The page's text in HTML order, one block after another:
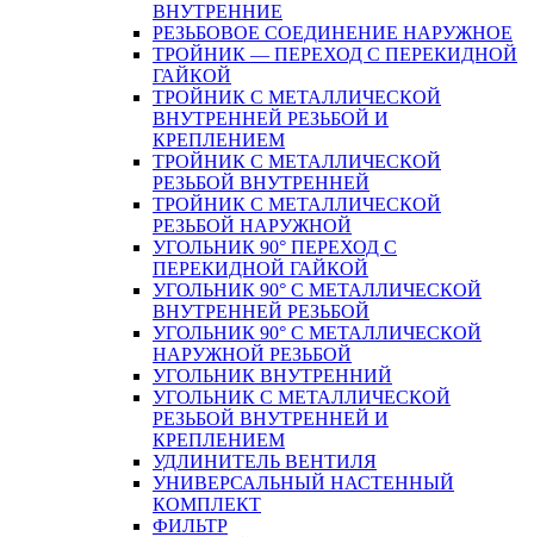
ВНУТРЕННИЕ
РЕЗЬБОВОЕ СОЕДИНЕНИЕ НАРУЖНОЕ
ТРОЙНИК — ПЕРЕХОД С ПЕРЕКИДНОЙ
ГАЙКОЙ
ТРОЙНИК С МЕТАЛЛИЧЕСКОЙ
ВНУТРЕННЕЙ РЕЗЬБОЙ И
КРЕПЛЕНИЕМ
ТРОЙНИК С МЕТАЛЛИЧЕСКОЙ
РЕЗЬБОЙ ВНУТРЕННЕЙ
ТРОЙНИК С МЕТАЛЛИЧЕСКОЙ
РЕЗЬБОЙ НАРУЖНОЙ
УГОЛЬНИК 90° ПЕРЕХОД С
ПЕРЕКИДНОЙ ГАЙКОЙ
УГОЛЬНИК 90° С МЕТАЛЛИЧЕСКОЙ
ВНУТРЕННEЙ РЕЗЬБОЙ
УГОЛЬНИК 90° С МЕТАЛЛИЧЕСКОЙ
НАРУЖНОЙ РЕЗЬБОЙ
УГОЛЬНИК ВНУТРЕННИЙ
УГОЛЬНИК С МЕТАЛЛИЧЕСКОЙ
РЕЗЬБОЙ ВНУТРЕННЕЙ И
КРЕПЛЕНИЕМ
УДЛИНИТЕЛЬ ВЕНТИЛЯ
УНИВЕРСАЛЬНЫЙ НАСТЕННЫЙ
КОМПЛЕКТ
ФИЛЬТР